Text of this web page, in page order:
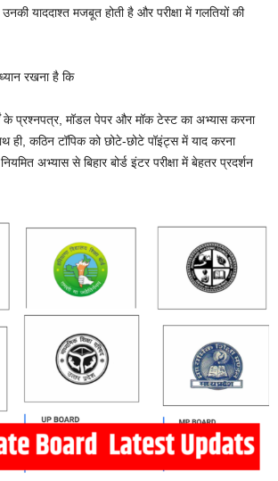
याददाश्त मजबूत होती है और परीक्षा में गलतियों की
रखना है कि
के प्रश्नपत्र, मॉडल पेपर और मॉक टेस्ट का अभ्यास करना
ही, कठिन टॉपिक को छोटे-छोटे पॉइंट्स में याद करना
अभ्यास से बिहार बोर्ड इंटर परीक्षा में बेहतर प्रदर्शन